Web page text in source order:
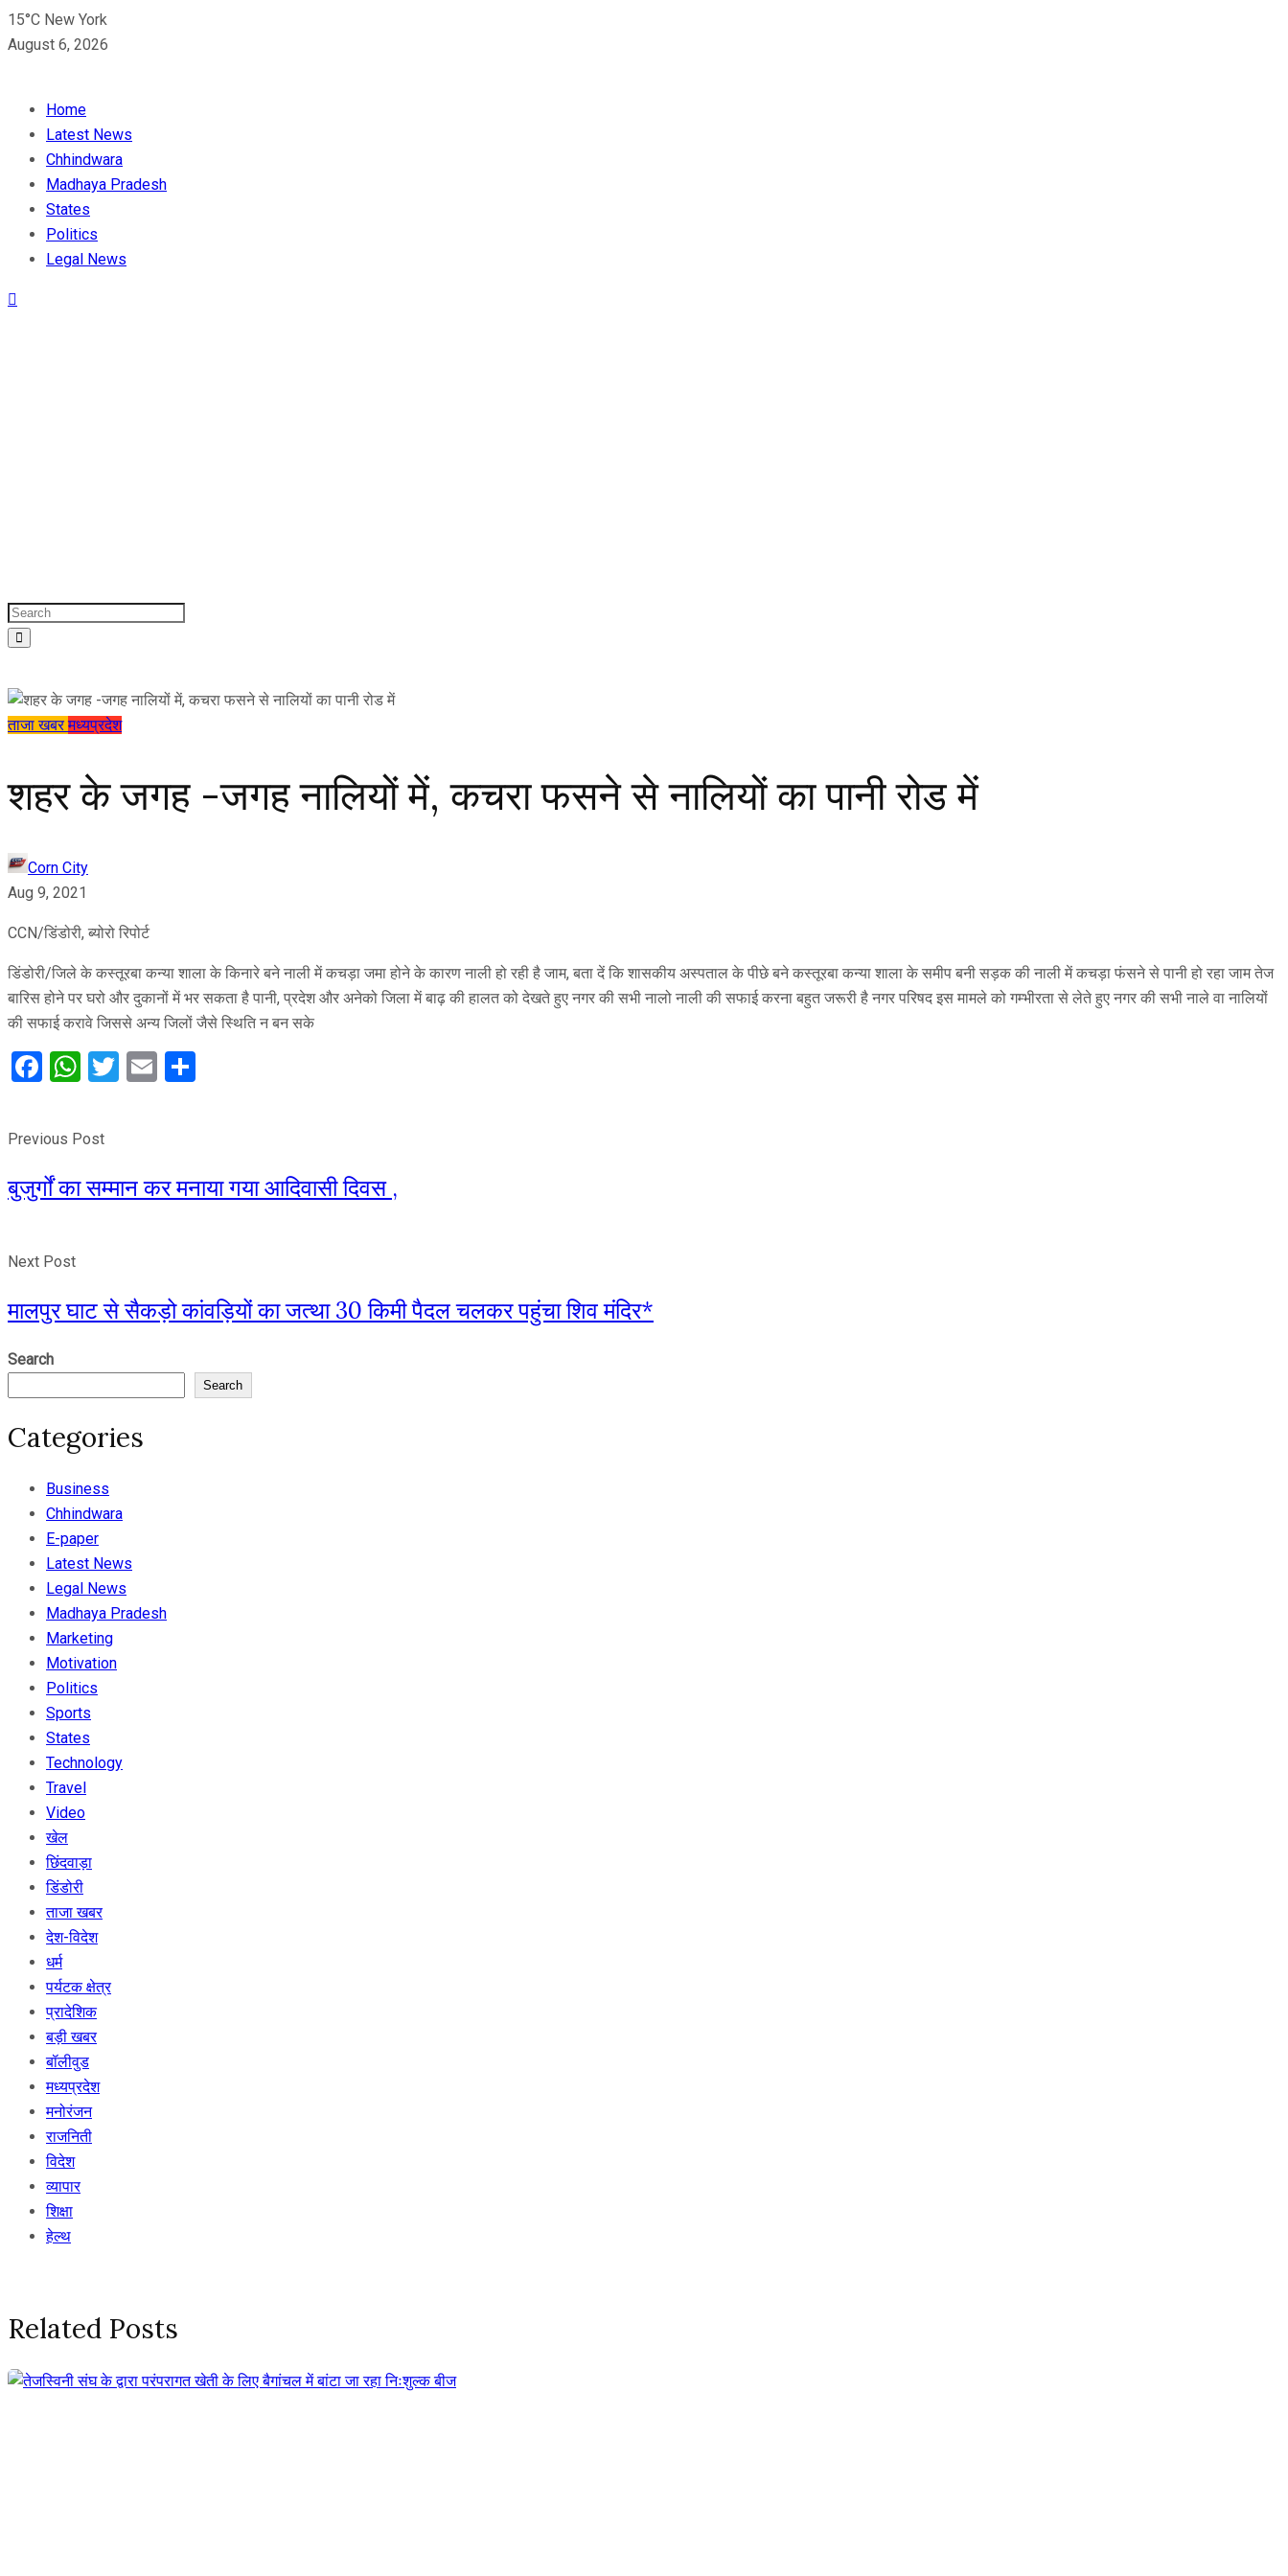
15°C New York
August 6, 2026
Home
Latest News
Chhindwara
Madhaya Pradesh
States
Politics
Legal News
ताजा खबरमध्यप्रदेश
शहर के जगह -जगह नालियों में, कचरा फसने से नालियों का पानी रोड में
Corn City
Aug 9, 2021
CCN/डिंडोरी, ब्योरो रिपोर्ट
डिंडोरी/जिले के कस्तूरबा कन्या शाला के किनारे बने नाली में कचड़ा जमा होने के कारण नाली हो रही है जाम, बता दें कि शासकीय अस्पताल के पीछे बने कस्तूरबा कन्या शाला के समीप बनी सड़क की नाली में कचड़ा फंसने से पानी हो रहा जाम तेज
बारिस होने पर घरो और दुकानों में भर सकता है पानी, प्रदेश और अनेको जिला में बाढ़ की हालत को देखते हुए नगर की सभी नालो नाली की सफाई करना बहुत जरूरी है नगर परिषद इस मामले को गम्भीरता से लेते हुए नगर की सभी नाले वा नालियों
की सफाई करावे जिससे अन्य जिलों जैसे स्थिति न बन सके
Facebook
WhatsApp
Twitter
Email
Previous Post
बुजुर्गों का सम्मान कर मनाया गया आदिवासी दिवस ,
Next Post
मालपुर घाट से सैकड़ो कांवड़ियों का जत्था 30 किमी पैदल चलकर पहुंचा शिव मंदिर*
Search
Search
Categories
Business
Chhindwara
E-paper
Latest News
Legal News
Madhaya Pradesh
Marketing
Motivation
Politics
Sports
States
Technology
Travel
Video
खेल
छिंदवाड़ा
डिंडोरी
ताजा खबर
देश-विदेश
धर्म
पर्यटक क्षेत्र
प्रादेशिक
बड़ी खबर
बॉलीवुड
मध्यप्रदेश
मनोरंजन
राजनिती
विदेश
व्यापार
शिक्षा
हेल्थ
Related Posts